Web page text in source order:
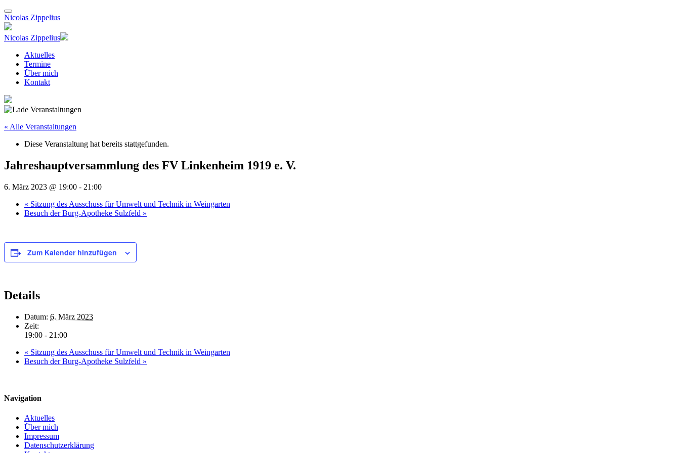
Nicolas Zippelius
Nicolas Zippelius
Aktuelles
Termine
Über mich
Kontakt
« Alle Veranstaltungen
Diese Veranstaltung hat bereits stattgefunden.
Jahreshauptversammlung des FV Linkenheim 1919 e. V.
6. März 2023 @ 19:00 - 21:00
« Sitzung des Ausschuss für Umwelt und Technik in Weingarten
Besuch der Burg-Apotheke Sulzfeld »
Zum Kalender hinzufügen
Details
Datum: 6. März 2023
Zeit:
19:00 - 21:00
« Sitzung des Ausschuss für Umwelt und Technik in Weingarten
Besuch der Burg-Apotheke Sulzfeld »
Navigation
Aktuelles
Über mich
Impressum
Datenschutzerklärung